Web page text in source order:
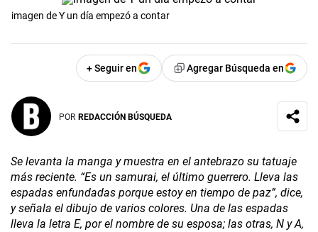
imagen de Y un día empezó a contar
+ Seguir en Agregar Búsqueda en
POR REDACCIÓN BÚSQUEDA
Se levanta la manga y muestra en el antebrazo su tatuaje
más reciente. “Es un samurai, el último guerrero. Lleva las
espadas enfundadas porque estoy en tiempo de paz”, dice,
y señala el dibujo de varios colores. Una de las espadas
lleva la letra E, por el nombre de su esposa; las otras, N y A,